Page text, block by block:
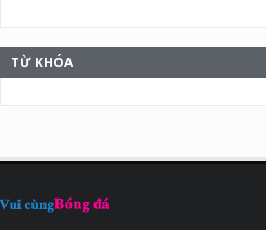
TỪ KHÓA